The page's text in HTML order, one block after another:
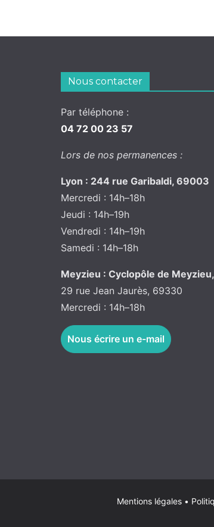
Nous contacter
Par téléphone :
04 72 00 23 57
Lors de nos permanences :
Lyon : 244 rue Garibaldi, 69003
Mercredi : 14h–18h
Jeudi : 14h–19h
Vendredi : 14h–19h
Samedi : 14h–18h
Meyzieu : Cyclopôle de Meyzieu,
29 rue Jean Jaurès, 69330
Mercredi : 14h–18h
Nous écrire un e-mail
Mentions légales •